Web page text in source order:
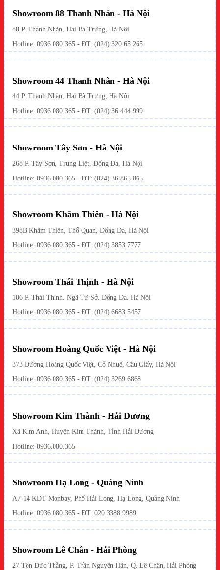
Showroom 88 Thanh Nhàn - Hà Nội
88 P. Thanh Nhàn, Hai Bà Trưng, Hà Nội
Hotline: 0936.080.365 - ĐT: (024) 320 65 265
Showroom 44 Thanh Nhàn - Hà Nội
44 P. Thanh Nhàn, Hai Bà Trưng, Hà Nội
Hotline: 0936.080.365 - ĐT: (024) 36 444 999
Showroom Tây Sơn - Hà Nội
268 P. Tây Sơn, Trung Liệt, Đống Đa, Hà Nội
Hotline: 0936.080.365 - ĐT: (024) 36 865 865
Showroom Khâm Thiên - Hà Nội
398B Khâm Thiên, Thổ Quan, Đống Đa, Hà Nội
Hotline: 0936.080.365 - ĐT: (024) 3853 7777
Showroom Thái Thịnh - Hà Nội
106 P. Thái Thịnh, Ngã Tư Sở, Đống Đa, Hà Nội
Hotline: 0936.080.365 - ĐT: (024) 6683 5457
Showroom Hoàng Quốc Việt - Hà Nội
373 Đường Hoàng Quốc Việt, Cổ Nhuế, Cầu Giấy, Hà Nội
Hotline: 0936.080.365 - ĐT: (024) 3269 6868
Showroom Kim Thành - Hải Dương
Xã Kim Anh, Huyện Kim Thành, Tỉnh Hải Dương
Hotline: 0936.080.365
Showroom Hạ Long - Quảng Ninh
A7-14 KĐT Monbay, Phố Hải Long, Hạ Long, Quảng Ninh
Hotline: 0936.080.365 - ĐT: 020 3388 9989
Showroom Lê Chân - Hải Phòng
27 Tôn Đức Thắng, P. Trần Nguyên Hãn, Q. Lê Chân, Hải Phòng